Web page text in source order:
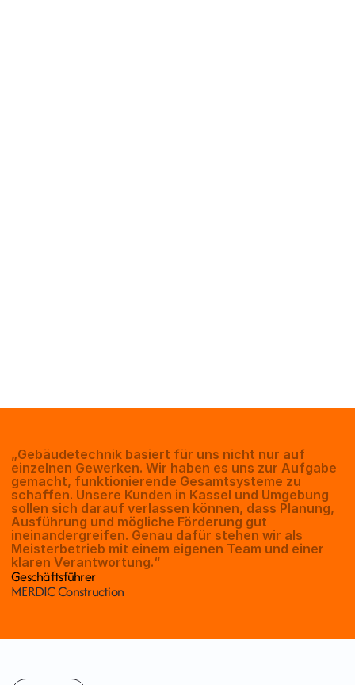
„Gebäudetechnik basiert für uns nicht nur auf
einzelnen Gewerken. Wir haben es uns zur Aufgabe
gemacht, funktionierende Gesamtsysteme zu
schaffen. Unsere Kunden in Kassel und Umgebung
sollen sich darauf verlassen können, dass Planung,
Ausführung und mögliche Förderung gut
ineinandergreifen. Genau dafür stehen wir als
Meisterbetrieb mit einem eigenen Team und einer
klaren Verantwortung.“
Geschäftsführer
MERDIC Construction